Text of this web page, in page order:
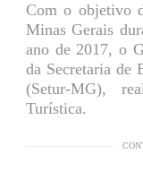
Com o objetivo
Minas Gerais
ano de 2017, o
da Secretaria de
(Setur-MG),
Turística.